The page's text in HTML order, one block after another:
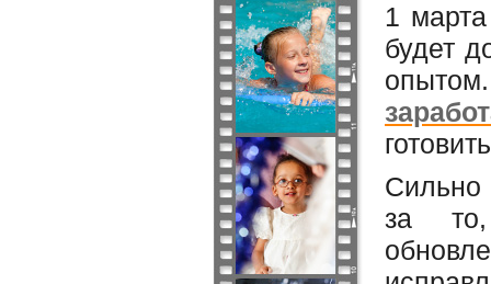
1
будет
Сильно
за то,